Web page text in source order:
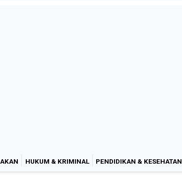
HUKUM & KRIMINAL PENDIDIKAN & KESEHATAN